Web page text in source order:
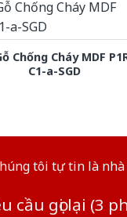
Chống Cháy MDF
C1-a-SGD
tôi tự tin là
cầu gọi lại (3